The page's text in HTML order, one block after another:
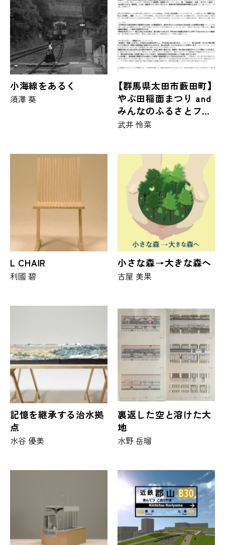
小海線をあるく
須澤 葵
【群馬県太田市藪田町】
やぶ田稲面まつり and
みんなのふるさとフェ
スタ
武井 怜菜
L CHAIR
利國 碧
小さな森→大きな森へ
古屋 美果
記憶を継承する治水拠
点
水谷 優美
裏返した空と溶けた大
地
水野 岳瑠